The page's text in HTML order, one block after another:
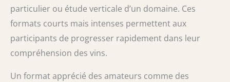
particulier ou étude verticale d’un domaine. Ces
formats courts mais intenses permettent aux
participants de progresser rapidement dans leur
compréhension des vins.
Un format apprécié des amateurs comme des